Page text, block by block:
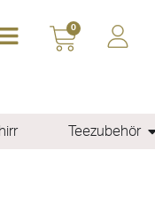
0
Teezubehör